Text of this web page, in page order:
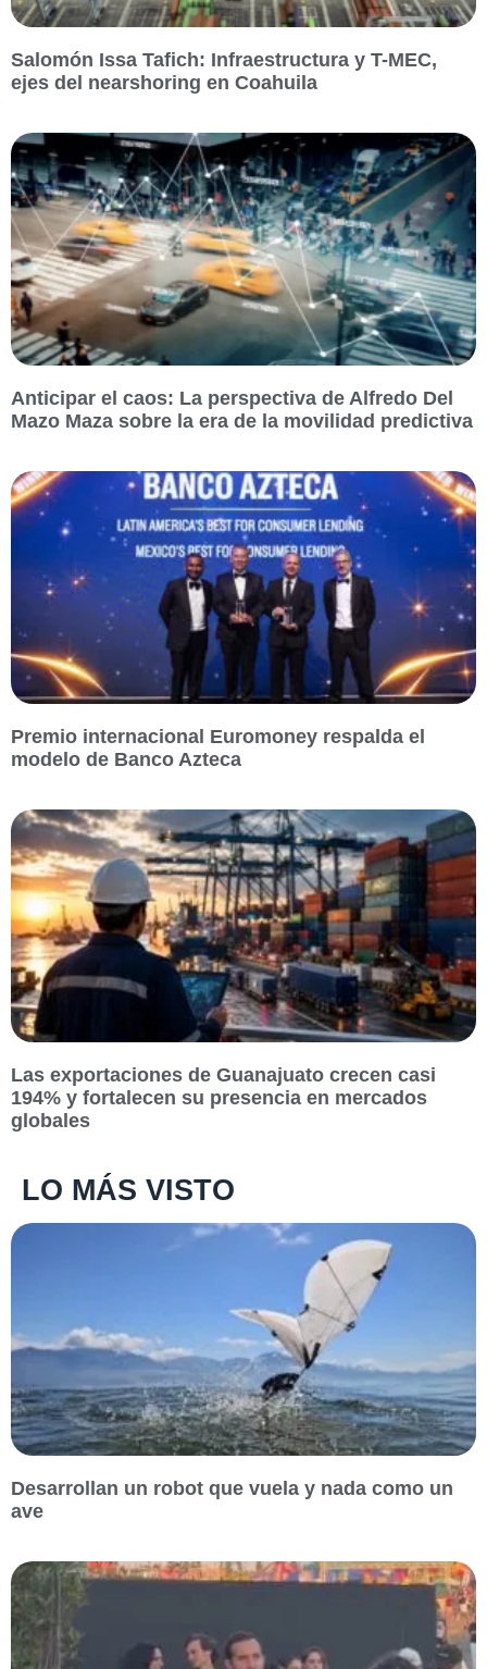
Salomón Issa Tafich: Infraestructura y T-MEC,
ejes del nearshoring en Coahuila
Anticipar el caos: La perspectiva de Alfredo Del
Mazo Maza sobre la era de la movilidad predictiva
Premio internacional Euromoney respalda el
modelo de Banco Azteca
Las exportaciones de Guanajuato crecen casi
194% y fortalecen su presencia en mercados
globales
LO MÁS VISTO
Desarrollan un robot que vuela y nada como un
ave